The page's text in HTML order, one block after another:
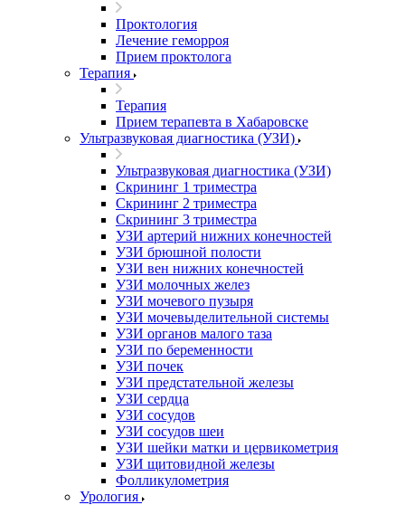
Проктология
Лечение геморроя
Прием проктолога
Терапия
Терапия
Прием терапевта в Хабаровске
Ультразвуковая диагностика (УЗИ)
Ультразвуковая диагностика (УЗИ)
Скрининг 1 триместра
Скрининг 2 триместра
Скрининг 3 триместра
УЗИ артерий нижних конечностей
УЗИ брюшной полости
УЗИ вен нижних конечностей
УЗИ молочных желез
УЗИ мочевого пузыря
УЗИ мочевыделительной системы
УЗИ органов малого таза
УЗИ по беременности
УЗИ почек
УЗИ предстательной железы
УЗИ сердца
УЗИ сосудов
УЗИ сосудов шеи
УЗИ шейки матки и цервикометрия
УЗИ щитовидной железы
Фолликулометрия
Урология